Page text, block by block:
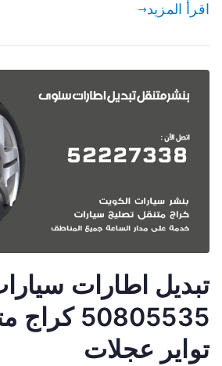
اقرأ المزيد
تبديل اطارات
50805535
تواير عجلات